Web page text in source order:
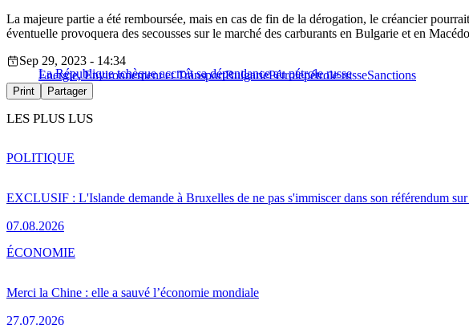
La majeure partie a été remboursée, mais en cas de fin de la dérogation, le créancier
éventuelle provoquera des secousses sur le marché des carburants en Bulgarie et en
La République tchèque accroît sa dépendance au pétrole russe
Sep 29, 2023 - 14:34
Energie, Environnement et TransportBulgariePétrolepétrole russeSanctions
Print Partager
LES PLUS LUS
EXCLUSIF : L'Islande demande à Bruxelles de ne pas s'immiscer dans son référendum
07.08.2026
POLITIQUE
Merci la Chine : elle a sauvé l’économie mondiale
27.07.2026
ÉCONOMIE